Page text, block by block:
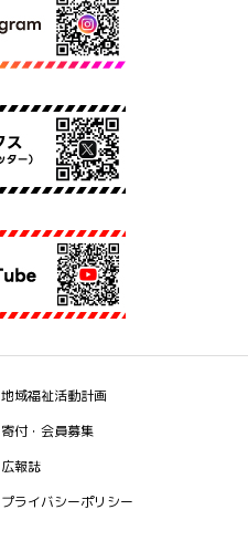
地域福祉活動計画
寄付・会員募集
広報誌
プライバシーポリシー